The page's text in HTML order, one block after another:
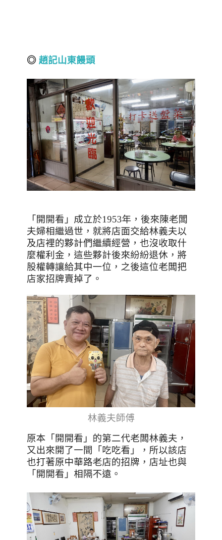
◎ 趙記山東饅頭
「開開看」成立於1953年，後來陳老闆
夫婦相繼過世，就將店面交給林義夫以
及店裡的夥計們繼續經營，也沒收取什
麼權利金，這些夥計後來紛紛退休，將
股權轉讓給其中一位，之後這位老闆把
店家招牌賣掉了。
林義夫師傅
原本「開開看」的第二代老闆林義夫，
又出來開了一間「吃吃看」，所以該店
也打著原中華路老店的招牌，店址也與
「開開看」相隔不遠。